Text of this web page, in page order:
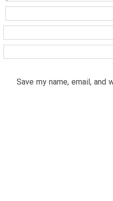
Save my name, email,